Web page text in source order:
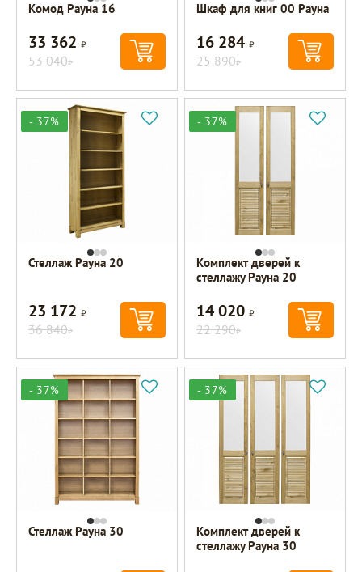
Комод Рауна 16
33 362Р
53 040Р
Шкаф для книг 00 Рауна
16 284Р
25 890Р
- 37%
Стеллаж Рауна 20
23 172Р
36 840Р
- 37%
Комплект дверей к
стеллажу Рауна 20
14 020Р
22 290Р
- 37%
Стеллаж Рауна 30
- 37%
Комплект дверей к
стеллажу Рауна 30